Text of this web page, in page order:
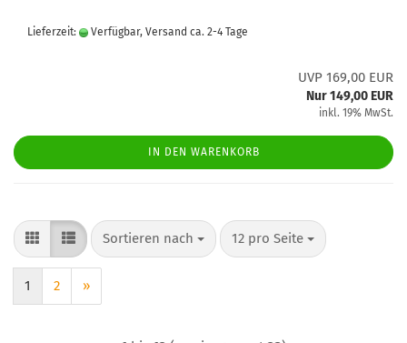
Lieferzeit: Verfügbar, Versand ca. 2-4 Tage
UVP 169,00 EUR
Nur 149,00 EUR
inkl. 19% MwSt.
IN DEN WARENKORB
Sortieren nach
Sortieren nach 12 pro Seite
pro Seite
1 2 »